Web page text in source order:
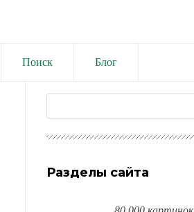
Поиск Блог
Разделы сайта